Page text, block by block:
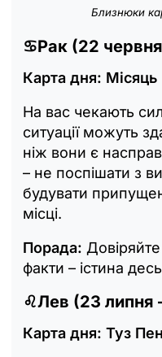
Близнюки
♋Рак (22
Карта дня: Місяць
На вас чекають
ситуації можуть
ніж вони є
– не поспішати з
будувати
місці.
Порада: Довіряйте
факти – істина
♌Лев (23 липня
Карта дня: Туз